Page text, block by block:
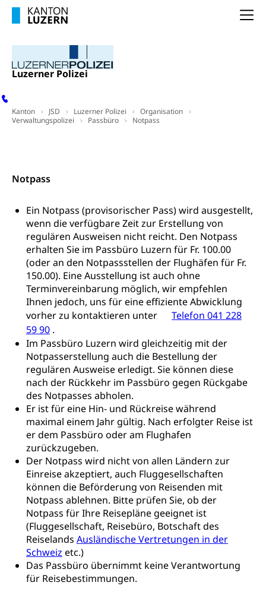
Luzerner Polizei
Kanton JSD Luzerner Polizei
Organisation
Verwaltungspolizei
Passbüro Notpass
Notpass
Ein Notpass (provisorischer Pass) wird ausgestellt,
wenn die verfügbare Zeit zur Erstellung von
regulären Ausweisen nicht reicht. Den Notpass
erhalten Sie im Passbüro Luzern für Fr. 100.00
(oder an den Notpassstellen der Flughäfen für Fr.
150.00). Eine Ausstellung ist auch ohne
Terminvereinbarung möglich, wir empfehlen
Ihnen jedoch, uns für eine effiziente Abwicklung
vorher zu kontaktieren unter
Telefon 041 228
59 90 .
Im Passbüro Luzern wird gleichzeitig mit der
Notpasserstellung auch die Bestellung der
regulären Ausweise erledigt. Sie können diese
nach der Rückkehr im Passbüro gegen Rückgabe
des Notpasses abholen.
Er ist für eine Hin- und Rückreise während
maximal einem Jahr gültig. Nach erfolgter Reise ist
er dem Passbüro oder am Flughafen
zurückzugeben.
Der Notpass wird nicht von allen Ländern zur
Einreise akzeptiert, auch Fluggesellschaften
können die Beförderung von Reisenden mit
Notpass ablehnen. Bitte prüfen Sie, ob der
Notpass für Ihre Reisepläne geeignet ist
(Fluggesellschaft, Reisebüro, Botschaft des
Reiselands Ausländische Vertretungen in der
Schweiz etc.)
Das Passbüro übernimmt keine Verantwortung
für Reisebestimmungen.
Schulliste
Finanzielle Unterstützung Pädagogische
Stipendien Hochschule Luzern hslu
Dienstleistungen, Hochschule Luzern,
Fachhochschule Zentralschweiz, HSLU,
Fachstelle Hochschulbildung
Vorschule
Kindertagesstätte, Spielgruppe, Tagesmutter,
Freiwilliges Kindergarten Jahr
Kindergarten & Basisstufe
Frühe Förderung
Konsumentenrechte, Produktsicherheit,
Preisüberwachung, Preisüberwacher,
Konsumentenorganisation, parallele Einfuhr,
regionale Erschöpfung, nationale Erschöpfung,
internationale Erschöpfung, Preisabsprache, Kartell,
Cassis-deDijon-Prinzip
Lebensmittelkontrolle und
Verbraucherschutz
Krankenversicherung
Unfallversicherung, Berufsunfallversicherung,
Krankheit, Unfall, Prämienverbilligung,
Krankenkasse
Krankenversicherung (WAS Luzern)
Prämienverbilligung (WAS Luzern)
Obligatorische Krankenversicherung (WAS
Luzern)
Kranken- und Unfallversicherung
Lebensmittelsicherheit
sichere Lebensmittel, Lebensmittelkontrolle,
Lebensmittelhygiene, Produktesicherheit
Trinkwasser
Prävention
Gesundheitsvorsorge, Wellness, Unfallverhütung,
Suchtprävention, Alkoholprävention,
Tabakprävention, Primärprävention,
Sekundärprävention, Tertiärprävention
Darmkrebsvorsorge
Kantonales Tabakpräventionsprogramm
Gesundheitsförderung
Prävention (Polizei)
Suchtprävention
Soziale Sicherheit
Sozialversicherungen, Sozialpolitik,
Arbeitslosenversicherung,
Mutterschaftsversicherung, Krankenversicherung,
Unfallversicherung, Invalidenversicherung,
Sozialhilfe